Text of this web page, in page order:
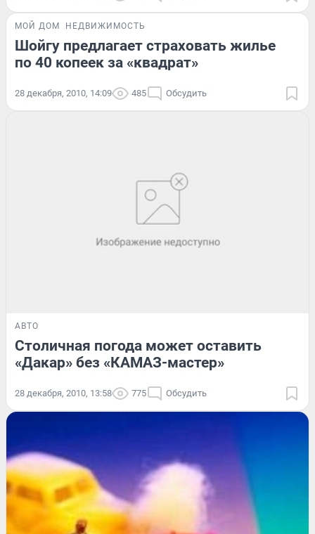
МОЙ ДОМ НЕДВИЖИМОСТЬ
Шойгу предлагает страховать жилье
по 40 копеек за «квадрат»
28 декабря, 2010, 14:09 485 Обсудить
АВТО
Столичная погода может оставить
«Дакар» без «КАМАЗ-мастер»
28 декабря, 2010, 13:58 775 Обсудить